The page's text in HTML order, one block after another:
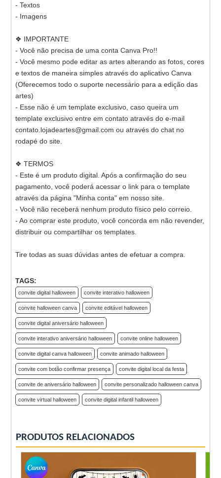
- Textos
- Imagens
❖ IMPORTANTE
- Você não precisa de uma conta Canva Pro!!
- Você mesmo pode editar as artes alterando as fotos, cores
e textos de maneira simples através do aplicativo Canva
(Oferecemos todo o suporte necessário para a edição das
artes)
- Esse não é um template exclusivo, caso queira um
template exclusivo entre em contato através do e-mail
contato.lojadeartes@gmail.com ou através do chat no
rodapé do site.
❖ TERMOS
- Este é um produto digital. Após a confirmação do seu
pagamento, você poderá acessar o link para o template
através da página "Minha conta" em nosso site.
- Você não receberá nenhum produto físico pelo correio.
- Ao comprar este produto, você concorda em não revender,
distribuir ou compartilhar os templates.
Tire todas as suas dúvidas antes de efetuar a compra.
TAGS:
convite digital halloween convite interativo halloween
convite halloween canva convite editável halloween
convite digital aniversário halloween
convite interativo aniversário halloween convite online halloween
convite digital canva halloween convite animado halloween
convite com botão confirmar presença convite digital local da festa
convite de aniversário halloween convite personalizado halloween canva
convite virtual halloween convite digital infantil halloween
PRODUTOS RELACIONADOS